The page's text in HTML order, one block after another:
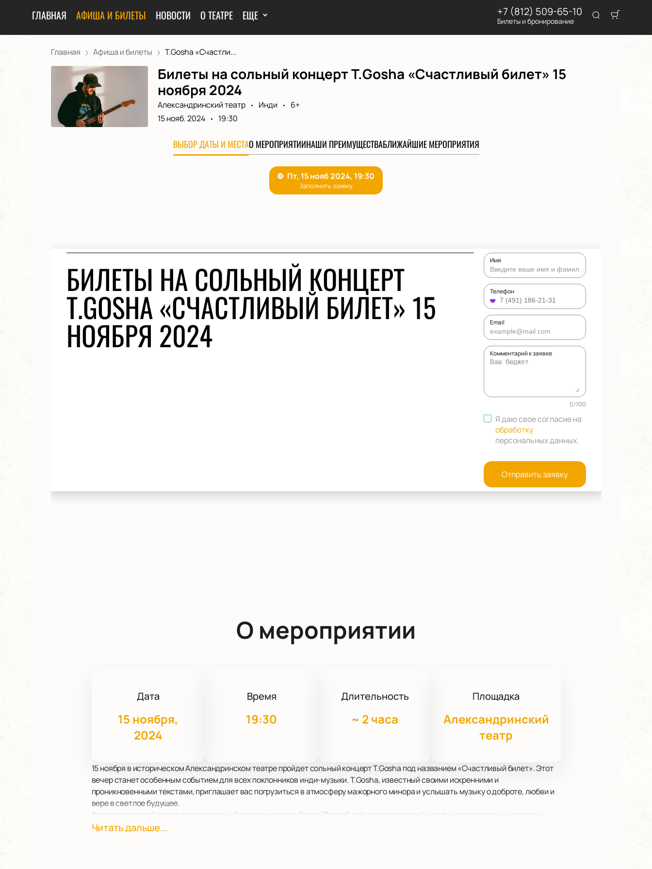
ГЛАВНАЯ АФИША И БИЛЕТЫ НОВОСТИ О ТЕАТРЕ ЕЩЕ +7 (812) 509-65-10
Билеты и бронирование
Главная Афиша и билеты T.Gosha «Счастли...
Билеты на сольный концерт T.Gosha «Счастливый билет» 15
ноября 2024
Александринский театр Инди
6+
15 нояб. 2024
19:30
ВЫБОР ДАТЫ И МЕСТАО МЕРОПРИЯТИИНАШИ ПРЕИМУЩЕСТВАБЛИЖАЙШИЕ МЕРОПРИЯТИЯ
БИЛЕТЫ НА СОЛЬНЫЙ КОНЦЕРТ
T.GOSHA «СЧАСТЛИВЫЙ БИЛЕТ» 15
НОЯБРЯ 2024
Имя
Телефон
Email
Комментарий к заявке
0/100
Я даю свое согласие на
обработку
персональных данных.
Отправить заявку
О мероприятии
Дата
15 ноября,
2024
Время
19:30
Длительность
~ 2 часа
Площадка
Александринский
театр
15 ноября в историческом Александринском театре пройдет сольный концерт T.Gosha под названием «Счастливый билет». Этот
вечер станет особенным событием для всех поклонников инди-музыки. T.Gosha, известный своими искренними и
проникновенными текстами, приглашает вас погрузиться в атмосферу мажорного минора и услышать музыку о доброте, любви и
вере в светлое будущее.
Александринский театр, расположенный в самом сердце Санкт-Петербурга, является одной из самых престижных и красивых
сцен страны. Его величественная архитектура и уникальная акустика создадут идеальные условия для живого выступления
Читать дальше...